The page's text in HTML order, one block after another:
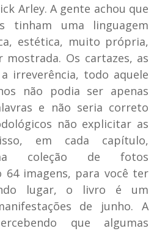
Arley. A gente achou que
tinham uma linguagem
estética, muito própria,
mostrada. Os cartazes, as
irreverência, todo aquele
não podia ser apenas
e não seria correto
não explicitar as
em cada capítulo,
coleção de fotos
64 imagens, para você ter
lugar, o livro é um
de junho. A
que algumas